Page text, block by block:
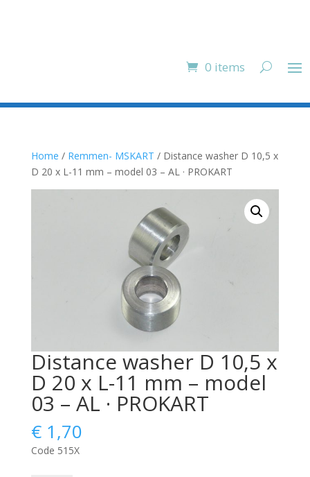
0 items
Home / Remmen- MSKART / Distance washer D 10,5 x
D 20 x L-11 mm – model 03 – AL · PROKART
Distance washer D 10,5 x
D 20 x L-11 mm – model
03 – AL · PROKART
€1,70
Code 515X